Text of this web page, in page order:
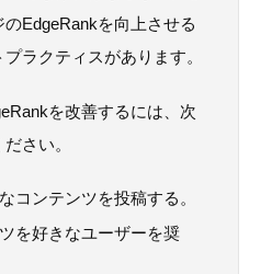
EdgeRankを向上させる
ラクティスがあります。
を改善するには、次
さい。
コンテンツを投稿する。
を好きなユーザーを奨